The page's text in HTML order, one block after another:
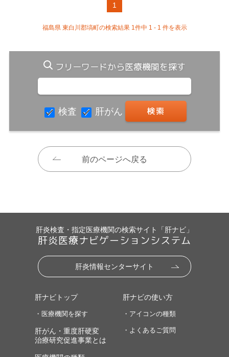
1
福島県 東白川郡塙町の検索結果 1件中 1 - 1 件を表示
フリーワードから医療機関を探す
検査 肝がん
前のページへ戻る
肝炎検査・指定医療機関の検索サイト「肝ナビ」
肝炎医療ナビゲーションシステム
肝炎情報センターサイト
肝ナビトップ
・医療機関を探す
肝がん・重度肝硬変
治療研究促進事業とは
肝ナビの使い方
・アイコンの種類
・よくあるご質問